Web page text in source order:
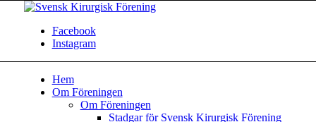
Facebook
Instagram
Hem
Om Föreningen
Om Föreningen
Stadgar för Svensk Kirurgisk Förening